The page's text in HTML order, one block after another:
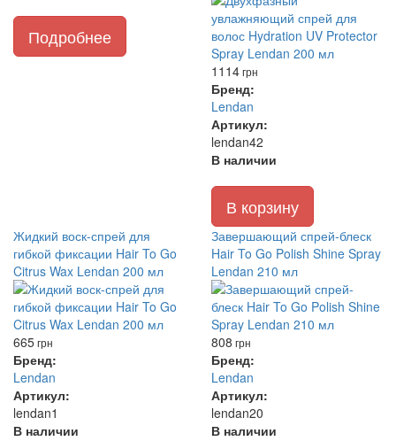
Подробнее
1114грн
Бренд:
Lendan
Артикул:
lendan42
В наличии
В корзину
Жидкий воск-спрей для
гибкой фиксации Hair To Go
Citrus Wax Lendan 200 мл
665грн
Бренд:
Lendan
Артикул:
lendan1
В наличии
Завершающий спрей-блеск
Hair To Go Polish Shine Spray
Lendan 210 мл
808 грн
Бренд:
Lendan
Артикул:
lendan20
В наличии